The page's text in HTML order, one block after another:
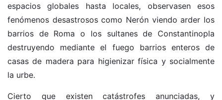
espacios globales hasta locales, observasen esos
fenómenos desastrosos como Nerón viendo arder los
barrios de Roma o los sultanes de Constantinopla
destruyendo mediante el fuego barrios enteros de
casas de madera para higienizar física y socialmente
la urbe.
Cierto que existen catástrofes anunciadas, y